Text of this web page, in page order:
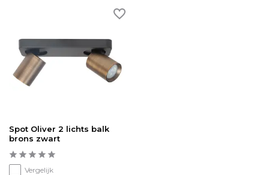
Spot Oliver 2 lichts balk
brons zwart
Vergelijk